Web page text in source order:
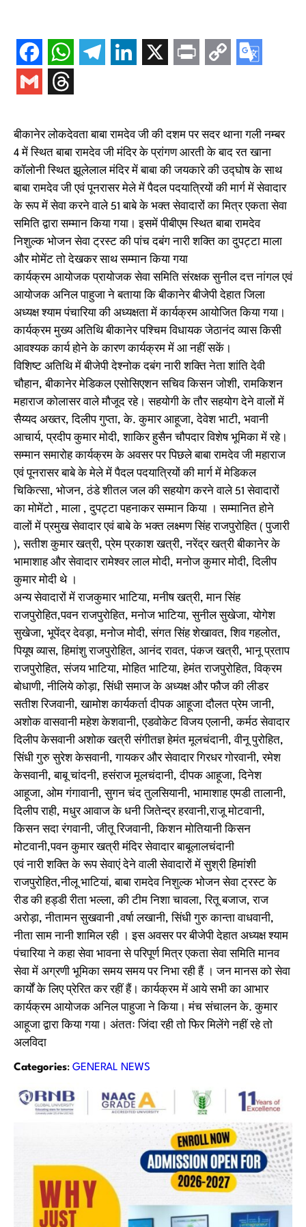
बीकानेर लोकदेवता बाबा रामदेव जी की दशम पर सदर थाना गली नम्बर
4 में स्थित बाबा रामदेव जी मंदिर के प्रांगण आरती के बाद रत खाना
कॉलोनी स्थित झूलेलाल मंदिर में बाबा की जयकारे की उद्घोष के साथ
बाबा रामदेव जी एवं पूनरासर मेले में पैदल पदयात्रियों की मार्ग में सेवादार
के रूप में सेवा करने वाले 51 बाबे के भक्त सेवादारों का मित्र एकता सेवा
समिति द्वारा सम्मान किया गया। इसमें पीबीएम स्थित बाबा रामदेव
निशुल्क भोजन सेवा ट्रस्ट की पांच दबंग नारी शक्ति का दुपट्टा माला
और मोमेंट तो देखकर साथ सम्मान किया गया
कार्यक्रम आयोजक प्रायोजक सेवा समिति संरक्षक सुनील दत्त नांगल एवं
आयोजक अनिल पाहुजा ने बताया कि बीकानेर बीजेपी देहात जिला
अध्यक्ष श्याम पंचारिया की अध्यक्षता में कार्यक्रम आयोजित किया गया।
कार्यक्रम मुख्य अतिथि बीकानेर पश्चिम विधायक जेठानंद व्यास किसी
आवश्यक कार्य होने के कारण कार्यक्रम में आ नहीं सकें।
विशिष्ट अतिथि में बीजेपी देश्नोक दबंग नारी शक्ति नेता शांति देवी
चौहान, बीकानेर मेडिकल एसोसिएशन सचिव किसन जोशी, रामकिशन
महाराज कोलासर वाले मौजूद रहे। सहयोगी के तौर सहयोग देने वालों में
सैय्यद अख्तर, दिलीप गुप्ता, के. कुमार आहूजा, देवेश भाटी, भवानी
आचार्य, प्रदीप कुमार मोदी, शाकिर हुसैन चौपदार विशेष भूमिका में रहे।
सम्मान समारोह कार्यक्रम के अवसर पर पिछले बाबा रामदेव जी महाराज
एवं पूनरासर बाबे के मेले में पैदल पदयात्रियों की मार्ग में मेडिकल
चिकित्सा, भोजन, ठंडे शीतल जल की सहयोग करने वाले 51 सेवादारों
का मोमेंटो , माला , दुपट्टा पहनाकर सम्मान किया । सम्मानित होने
वालों में प्रमुख सेवादार एवं बाबे के भक्त लक्ष्मण सिंह राजपुरोहित ( पुजारी
), सतीश कुमार खत्री, प्रेम प्रकाश खत्री, नरेंद्र खत्री बीकानेर के
भामाशाह और सेवादार रामेश्वर लाल मोदी, मनोज कुमार मोदी, दिलीप
कुमार मोदी थे ।
अन्य सेवादारों में राजकुमार भाटिया, मनीष खत्री, मान सिंह
राजपुरोहित,पवन राजपुरोहित, मनोज भाटिया, सुनील सुखेजा, योगेश
सुखेजा, भूपेंद्र देवड़ा, मनोज मोदी, संगत सिंह शेखावत, शिव गहलोत,
पियूष व्यास, हिमांशु राजपुरोहित, आनंद रावत, पंकज खत्री, भानू प्रताप
राजपुरोहित, संजय भाटिया, मोहित भाटिया, हेमंत राजपुरोहित, विक्रम
बोधाणी, नीलिये कोड़ा, सिंधी समाज के अध्यक्ष और फौज की लीडर
सतीश रिजवानी, खामोश कार्यकर्ता दीपक आहूजा दौलत प्रेम जानी,
अशोक वासवानी महेश केशवानी, एडवोकेट विजय एलानी, कर्मठ सेवादार
दिलीप केसवानी अशोक खत्री संगीतज्ञ हेमंत मूलचंदानी, वीनू पुरोहित,
सिंधी गुरु सुरेश केसवानी, गायकर और सेवादार गिरधर गोरवानी, रमेश
केसवानी, बाबू चांदनी, हसंराज मूलचंदानी, दीपक आहूजा, दिनेश
आहूजा, ओम गंगावानी, सुगन चंद तुलसियानी, भामाशाह एमडी तालानी,
दिलीप राही, मधुर आवाज के धनी जितेन्द्र हरवानी,राजू मोटवानी,
किसन सदा रंगवानी, जीतू रिजवानी, किशन मोतियानी किसन
मोटवानी,पवन कुमार खत्री मंदिर सेवादार बाबूलालचंदानी
एवं नारी शक्ति के रूप सेवाएं देने वाली सेवादारों में सुश्री हिमांशी
राजपुरोहित,नीलू भाटियां, बाबा रामदेव निशुल्क भोजन सेवा ट्रस्ट के
रीड की हड्डी रीता भल्ला, की टीम निशा चावला, रितू बजाज, राज
अरोड़ा, नीतामन सुखवानी ,वर्षा लखानी, सिंधी गुरु कान्ता वाधवानी,
नीता साम नानी शामिल रही । इस अवसर पर बीजेपी देहात अध्यक्ष श्याम
पंचारिया ने कहा सेवा भावना से परिपूर्ण मित्र एकता सेवा समिति मानव
सेवा में अग्रणी भूमिका समय समय पर निभा रही हैं । जन मानस को सेवा
कार्यों के लिए प्रेरित कर रहीं हैं। कार्यक्रम में आये सभी का आभार
कार्यक्रम आयोजक अनिल पाहुजा ने किया। मंच संचालन के. कुमार
आहूजा द्वारा किया गया। अंततः जिंदा रही तो फिर मिलेंगे नहीं रहे तो
अलविदा
Categories: GENERAL NEWS